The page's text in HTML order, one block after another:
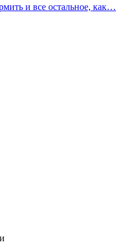
и все остальное, как…